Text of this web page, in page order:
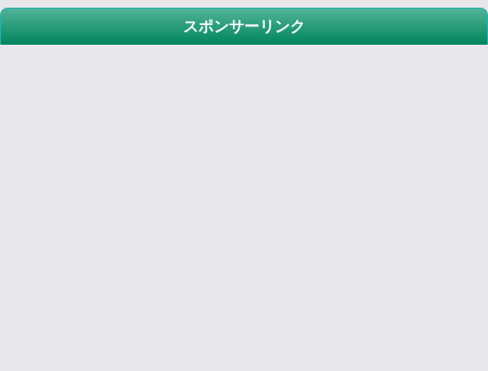
スポンサーリンク